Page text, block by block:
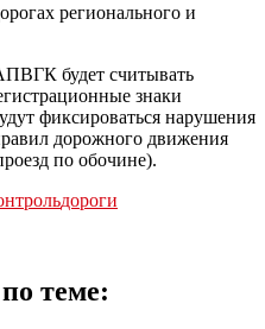
регионального и
будет считывать
знаки
фиксироваться нарушения
дорожного движения
по обочине).
дороги
теме: